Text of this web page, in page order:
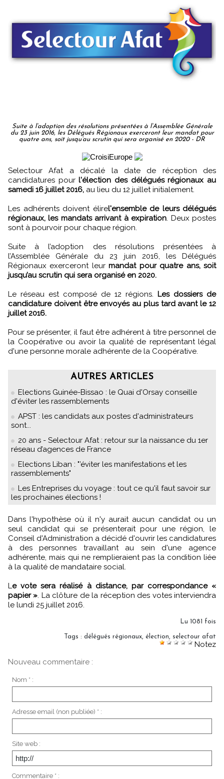
Suite à l’adoption des résolutions présentées à l’Assemblée Générale
du 23 juin 2016, les Délégués Régionaux exerceront leur mandat pour
quatre ans, soit jusqu’au scrutin qui sera organisé en 2020 - DR
Selectour Afat a décalé la date de réception des
candidatures pourl'élection des délégués régionaux au
samedi 16 juillet 2016, au lieu du 12 juillet initialement.
Les adhérents doivent élirel'ensemble de leurs délégués
régionaux, les mandats arrivant à expiration. Deux postes
sont à pourvoir pour chaque région.
Suite à l’adoption des résolutions présentées à
l’Assemblée Générale du 23 juin 2016, les Délégués
Régionaux exerceront leurmandat pour quatre ans, soit
jusqu’au scrutin qui sera organisé en 2020.
Le réseau est composé de 12 régions. Les dossiers de
candidature doivent être envoyés au plus tard avant le 12
juillet 2016.
Pour se présenter, il faut être adhérent à titre personnel de
la Coopérative ou avoir la qualité de représentant légal
d'une personne morale adhérente de la Coopérative.
AUTRES ARTICLES
Elections Guinée-Bissao : le Quai d'Orsay conseille
d'éviter les rassemblements
APST : les candidats aux postes d'administrateurs
sont...
20 ans - Selectour Afat : retour sur la naissance du 1er
réseau d’agences de France
Elections Liban : "’éviter les manifestations et les
rassemblements"
Les Entreprises du voyage : tout ce qu'il faut savoir sur
les prochaines élections !
Dans l'hypothèse où il n'y aurait aucun candidat ou un
seul candidat qui se présenterait pour une région, le
Conseil d'Administration a décidé d'ouvrir les candidatures
à des personnes travaillant au sein d'une agence
adhérente, mais qui ne remplieraient pas la condition liée
à la qualité de mandataire social.
Le vote sera réalisé à distance, par correspondance «
papier ». La clôture de la réception des votes interviendra
le lundi 25 juillet 2016.
Lu 1081 fois
Tags : délégués régionaux, élection, selectour afat
Notez
Nouveau commentaire :
Nom * :
Adresse email (non publiée) * :
Site web :
Commentaire * :